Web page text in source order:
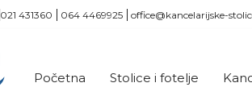
021 431360 064 4469925 office@kancelarijske-
Početna Stolice i fotelje